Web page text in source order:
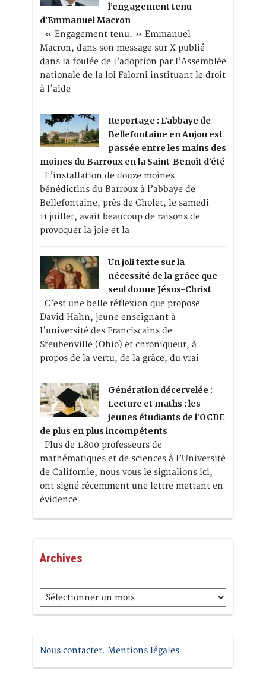
l’engagement tenu
d’Emmanuel Macron
« Engagement tenu. » Emmanuel
Macron, dans son message sur X publié
dans la foulée de l’adoption par l’Assemblée
nationale de la loi Falorni instituant le droit
à l’aide
Reportage : L’abbaye de
Bellefontaine en Anjou est
passée entre les mains des
moines du Barroux en la Saint-Benoît d’été
L’installation de douze moines
bénédictins du Barroux à l’abbaye de
Bellefontaine, près de Cholet, le samedi
11 juillet, avait beaucoup de raisons de
provoquer la joie et la
Un joli texte sur la
nécessité de la grâce que
seul donne Jésus-Christ
C’est une belle réflexion que propose
David Hahn, jeune enseignant à
l’université des Franciscains de
Steubenville (Ohio) et chroniqueur, à
propos de la vertu, de la grâce, du vrai
Génération décervelée :
Lecture et maths : les
jeunes étudiants de l’OCDE
de plus en plus incompétents
Plus de 1.800 professeurs de
mathématiques et de sciences à l’Université
de Californie, nous vous le signalions ici,
ont signé récemment une lettre mettant en
évidence
Archives
Archives
Nous contacter. Mentions légales